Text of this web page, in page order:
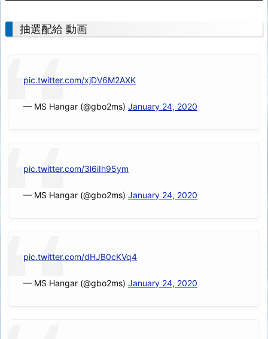
抽選配給 動画
pic.twitter.com/xjDV6M2AXK
— MS Hangar (@gbo2ms) January 24, 2020
pic.twitter.com/3l6iIh95ym
— MS Hangar (@gbo2ms) January 24, 2020
pic.twitter.com/dHJB0cKVq4
— MS Hangar (@gbo2ms) January 24, 2020